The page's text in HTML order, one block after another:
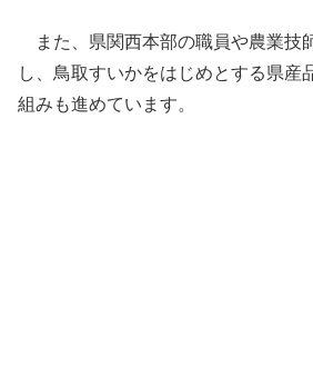
また、県関西本部の職員や農業技
し、鳥取すいかをはじめとする県産
組みも進めています。